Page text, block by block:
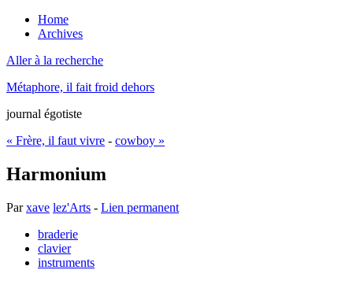
Home
Archives
Aller à la recherche
Métaphore, il fait froid dehors
journal égotiste
« Frère, il faut vivre - cowboy »
Harmonium
Parxave lez'Arts - Lien permanent
braderie
clavier
instruments